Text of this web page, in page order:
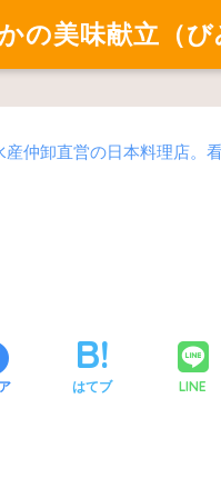
の美味献立（び
産仲卸直営の日本料理店。
はてブ LINE